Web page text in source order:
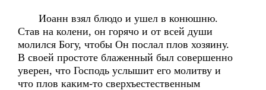
Иоанн взял блюдо и ушел в конюшню.
Став на колени, он горячо и от всей души
молился Богу, чтобы Он послал плов хозяину.
В своей простоте блаженный был совершенно
уверен, что Господь услышит его молитву и
что плов каким-то сверхъестественным